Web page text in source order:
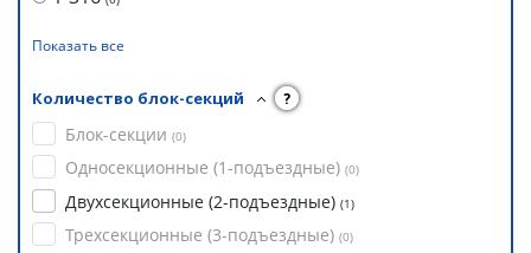
Показать все
Количество блок-секций ?
Блок-секции (0)
Односекционные (1-подъездные) (0)
Двухсекционные (2-подъездные) (1)
Трехсекционные (3-подъездные) (0)